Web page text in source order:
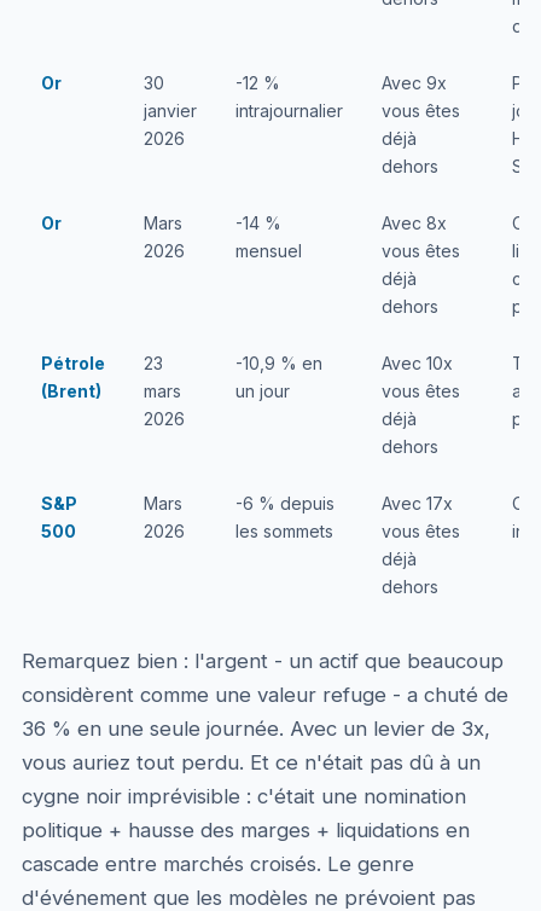
Or
30
janvier
2026
-12 %
intrajournalier
Avec 9x
vous êtes
déjà
dehors
Or
Mars
2026
-14 %
mensuel
Avec 8x
vous êtes
déjà
dehors
Pétrole
(Brent)
23
mars
2026
-10,9 % en
un jour
Avec 10x
vous êtes
déjà
dehors
S&P
500
Mars
2026
-6 % depuis
les sommets
Avec 17x
vous êtes
déjà
dehors
Remarquez bien : l'argent - un actif que beaucoup
considèrent comme une valeur refuge - a chuté de
36 % en une seule journée. Avec un levier de 3x,
vous auriez tout perdu. Et ce n'était pas dû à un
cygne noir imprévisible : c'était une nomination
politique + hausse des marges + liquidations en
cascade entre marchés croisés. Le genre
d'événement que les modèles ne prévoient pas